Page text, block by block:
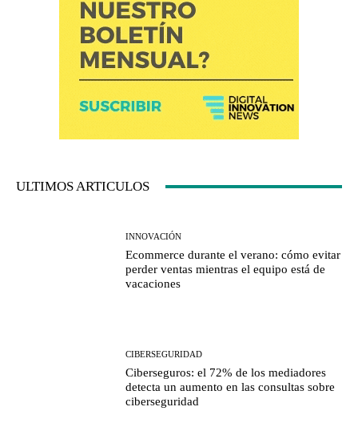
ULTIMOS ARTICULOS
INNOVACIÓN
Ecommerce durante el verano: cómo evitar
perder ventas mientras el equipo está de
vacaciones
CIBERSEGURIDAD
Ciberseguros: el 72% de los mediadores
detecta un aumento en las consultas sobre
ciberseguridad